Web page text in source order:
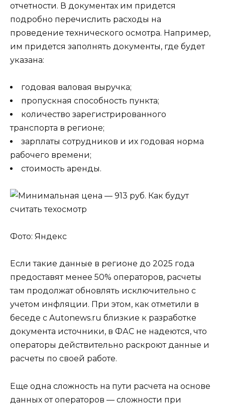
отчетности. В документах им придется
подробно перечислить расходы на
проведение технического осмотра. Например,
им придется заполнять документы, где будет
указана:
годовая валовая выручка;
пропускная способность пункта;
количество зарегистрированного
транспорта в регионе;
зарплаты сотрудников и их годовая норма
рабочего времени;
стоимость аренды.
Фото: Яндекс
Если такие данные в регионе до 2025 года
предоставят менее 50% операторов, расчеты
там продолжат обновлять исключительно с
учетом инфляции. При этом, как отметили в
беседе с Autonews.ru близкие к разработке
документа источники, в ФАС не надеются, что
операторы действительно раскроют данные и
расчеты по своей работе.
Еще одна сложность на пути расчета на основе
данных от операторов — сложности при